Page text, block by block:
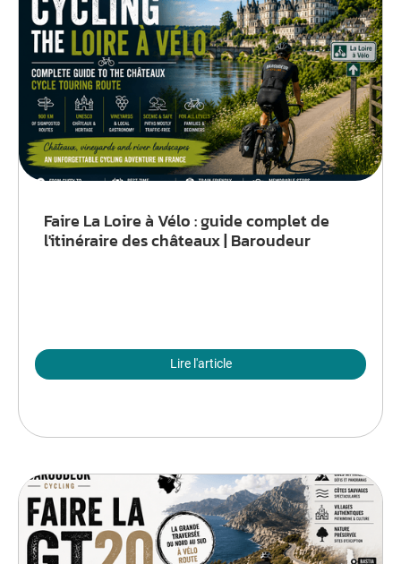
Faire La Loire à Vélo : guide complet de
l'itinéraire des châteaux | Baroudeur
Lire l'article